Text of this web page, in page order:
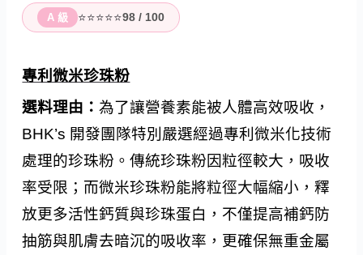
A 級 ⭐⭐⭐⭐⭐98 / 100
專利微米珍珠粉
選料理由：為了讓營養素能被人體高效吸收，
BHK’s 開發團隊特別嚴選經過專利微米化技術
處理的珍珠粉。傳統珍珠粉因粒徑較大，吸收
率受限；而微米珍珠粉能將粒徑大幅縮小，釋
放更多活性鈣質與珍珠蛋白，不僅提高補鈣防
抽筋與肌膚去暗沉的吸收率，更確保無重金屬